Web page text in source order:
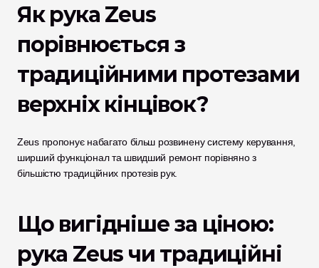
Як рука Zeus
порівнюється з
традиційними протезами
верхніх кінцівок?
Zeus пропонує набагато більш розвинену систему керування,
ширший функціонал та швидший ремонт порівняно з
більшістю традиційних протезів рук.
Що вигідніше за ціною:
рука Zeus чи традиційні